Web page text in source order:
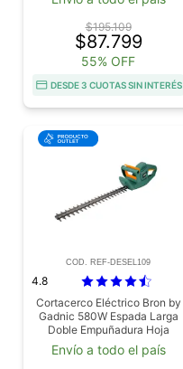
$195.109
$87.799
55% OFF
DESDE 3 CUOTAS SIN INTERÉS
COD. REF-DESEL109
4.8
Cortacerco Eléctrico Bron by
Gadnic 580W Espada Larga
Doble Empuñadura Hoja
Acero Corte Preciso Outlet
Envío a todo el país